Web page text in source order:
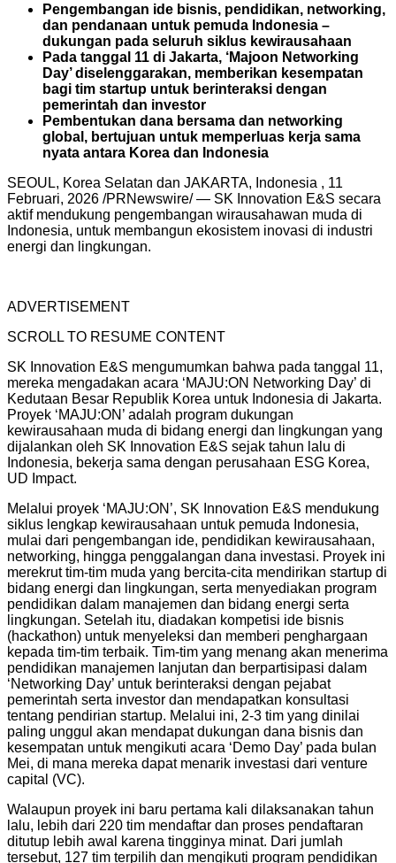
Pengembangan ide bisnis, pendidikan, networking,
dan pendanaan untuk pemuda Indonesia –
dukungan pada seluruh siklus kewirausahaan
Pada tanggal 11 di Jakarta, ‘Majoon Networking
Day’ diselenggarakan, memberikan kesempatan
bagi tim startup untuk berinteraksi dengan
pemerintah dan investor
Pembentukan dana bersama dan networking
global, bertujuan untuk memperluas kerja sama
nyata antara Korea dan Indonesia
SEOUL, Korea Selatan dan JAKARTA, Indonesia , 11
Februari, 2026 /PRNewswire/ — SK Innovation E&S secara
aktif mendukung pengembangan wirausahawan muda di
Indonesia, untuk membangun ekosistem inovasi di industri
energi dan lingkungan.
ADVERTISEMENT
SCROLL TO RESUME CONTENT
SK Innovation E&S mengumumkan bahwa pada tanggal 11,
mereka mengadakan acara ‘MAJU:ON Networking Day’ di
Kedutaan Besar Republik Korea untuk Indonesia di Jakarta.
Proyek ‘MAJU:ON’ adalah program dukungan
kewirausahaan muda di bidang energi dan lingkungan yang
dijalankan oleh SK Innovation E&S sejak tahun lalu di
Indonesia, bekerja sama dengan perusahaan ESG Korea,
UD Impact.
Melalui proyek ‘MAJU:ON’, SK Innovation E&S mendukung
siklus lengkap kewirausahaan untuk pemuda Indonesia,
mulai dari pengembangan ide, pendidikan kewirausahaan,
networking, hingga penggalangan dana investasi. Proyek ini
merekrut tim-tim muda yang bercita-cita mendirikan startup di
bidang energi dan lingkungan, serta menyediakan program
pendidikan dalam manajemen dan bidang energi serta
lingkungan. Setelah itu, diadakan kompetisi ide bisnis
(hackathon) untuk menyeleksi dan memberi penghargaan
kepada tim-tim terbaik. Tim-tim yang menang akan menerima
pendidikan manajemen lanjutan dan berpartisipasi dalam
‘Networking Day’ untuk berinteraksi dengan pejabat
pemerintah serta investor dan mendapatkan konsultasi
tentang pendirian startup. Melalui ini, 2-3 tim yang dinilai
paling unggul akan mendapat dukungan dana bisnis dan
kesempatan untuk mengikuti acara ‘Demo Day’ pada bulan
Mei, di mana mereka dapat menarik investasi dari venture
capital (VC).
Walaupun proyek ini baru pertama kali dilaksanakan tahun
lalu, lebih dari 220 tim mendaftar dan proses pendaftaran
ditutup lebih awal karena tingginya minat. Dari jumlah
tersebut, 127 tim terpilih dan mengikuti program pendidikan